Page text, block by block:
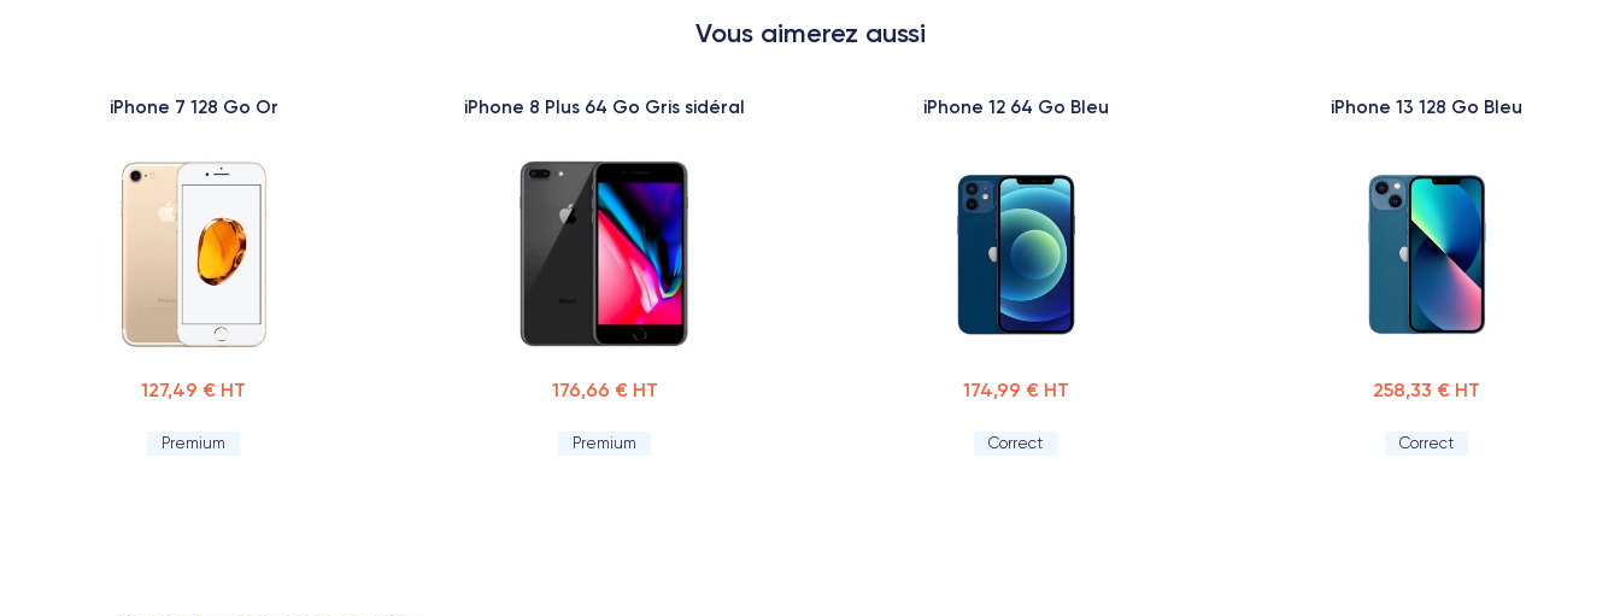
Vous aimerez aussi
iPhone 7 128 Go Or
127,49 € HT
Premium
iPhone 8 Plus 64 Go Gris sidéral
176,66 € HT
Premium
iPhone 12 64 Go Bleu
174,99 € HT
Correct
iPhone 13 128 Go Bleu
258,33 € HT
Correct